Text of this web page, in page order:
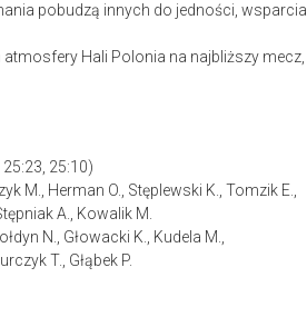
pobudzą innych do jedności, wsparcia
Hali Polonia na najbliższy mecz,
25:10)
M., Herman O., Stęplewski K., Tomzik E.,
A., Kowalik M.
N., Głowacki K., Kudela M.,
T., Głąbek P.